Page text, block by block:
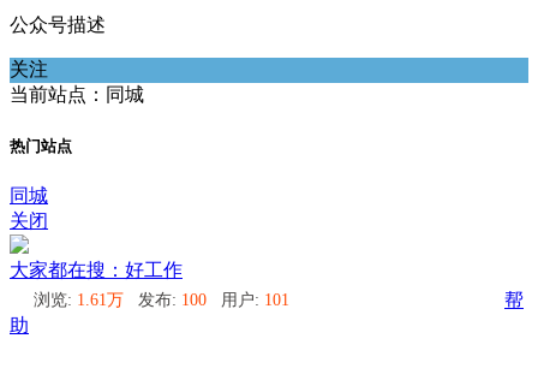
公众号描述
关注
当前站点：同城
热门站点
同城
关闭
大家都在搜：好工作
浏览: 1.61万 发布: 100 用户: 101
帮
助